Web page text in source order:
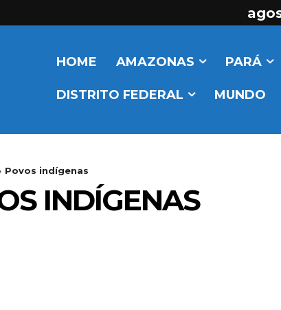
HOME AMAZONAS PARÁ
DISTRITO FEDERAL MUNDO
Povos indígenas
INDÍGENAS